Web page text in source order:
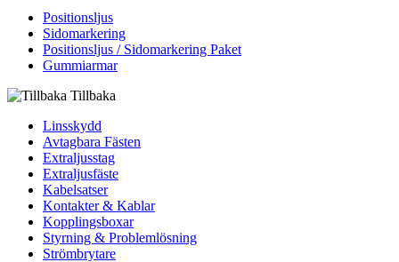
Positionsljus
Sidomarkering
Positionsljus / Sidomarkering Paket
Gummiarmar
Tillbaka
Linsskydd
Avtagbara Fästen
Extraljusstag
Extraljusfäste
Kabelsatser
Kontakter & Kablar
Kopplingsboxar
Styrning & Problemlösning
Strömbrytare